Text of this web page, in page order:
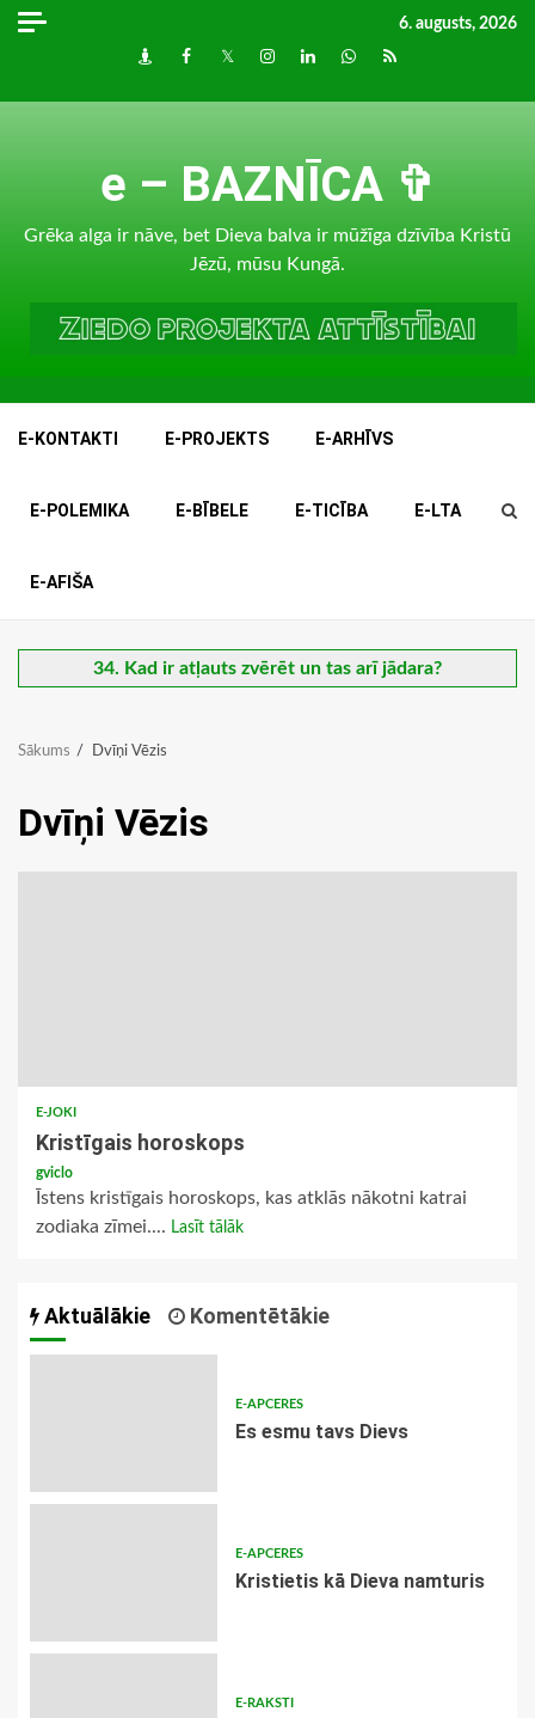
Skip
6. augusts, 2026
DraugiemFacebook
TwitterInstagram
LinkedInwhatsapp
RSS
e – BAZNĪCA ✞
Grēka alga ir nāve, bet Dieva balva ir mūžīga dzīvība Kristū
Jēzū, mūsu Kungā.
E-KONTAKTI E-PROJEKTS E-ARHĪVS
E-POLEMIKA E-BĪBELE E-TICĪBA E-LTA
E-AFIŠA
34. Kad ir atļauts zvērēt un tas arī jādara?
Sākums Dvīņi Vēzis
Dvīņi Vēzis
E-JOKI
Kristīgais horoskops
gviclo
Īstens kristīgais horoskops, kas atklās nākotni katrai
zodiaka zīmei.... Lasīt tālāk
Aktuālākie Komentētākie
E-APCERES
Es esmu tavs Dievs
E-APCERES
Kristietis kā Dieva namturis
E-RAKSTI